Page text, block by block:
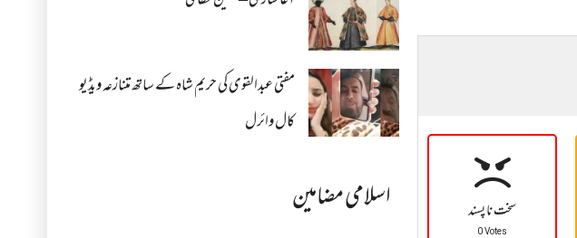
مفتی عبدالقوی کی حریم شاہ کے ساتھ متنازعہ ویڈیو
کال وائرل
اسلامی مضامین سخت نا پسند
0 Votes